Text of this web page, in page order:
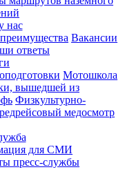
нас
Вакансии
ответы
Мотошкола
вышедшей из
Физкультурно-
медосмотр
для СМИ
пресс-службы